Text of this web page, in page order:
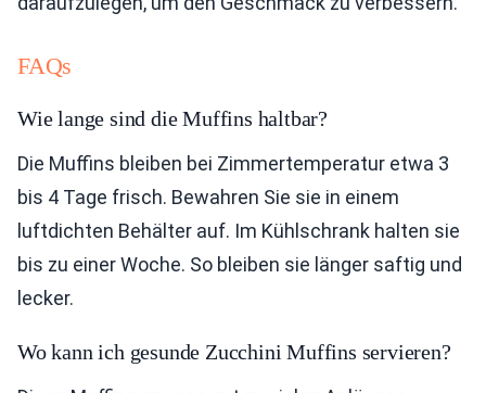
FAQs
Wie lange sind die Muffins haltbar?
Die Muffins bleiben bei Zimmertemperatur etwa 3
bis 4 Tage frisch. Bewahren Sie sie in einem
luftdichten Behälter auf. Im Kühlschrank halten sie
bis zu einer Woche. So bleiben sie länger saftig und
lecker.
Wo kann ich gesunde Zucchini Muffins servieren?